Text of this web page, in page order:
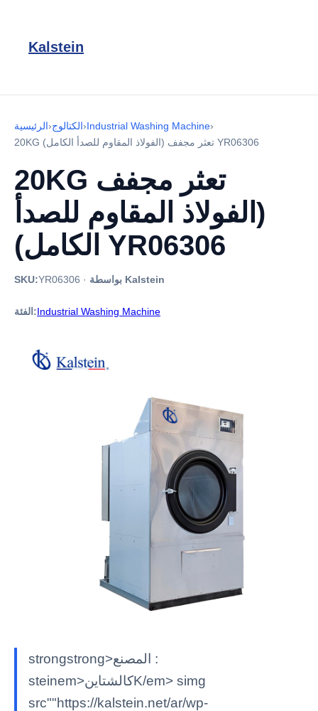
Kalstein
الرئيسية›الكتالوج›Industrial Washing Machine›
20KG تعثر مجفف (الفولاذ المقاوم للصدأ الكامل) YR06306
20KG تعثر مجفف
(الفولاذ المقاوم للصدأ
الكامل) YR06306
SKU:YR06306 · بواسطة Kalstein
الفئة:Industrial Washing Machine
strongstrong>المصنع :
steinem>كالشتاينK/em> simg
src""https://kalstein.net/ar/wp-